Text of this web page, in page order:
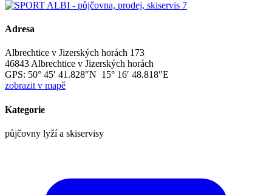
Adresa
Albrechtice v Jizerských horách 173
46843 Albrechtice v Jizerských horách
GPS: 50° 45′ 41.828″N 15° 16′ 48.818″E
zobrazit v mapě
Kategorie
půjčovny lyží a skiservisy